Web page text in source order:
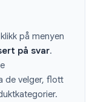
på menyen
på svar.
de velger, flott